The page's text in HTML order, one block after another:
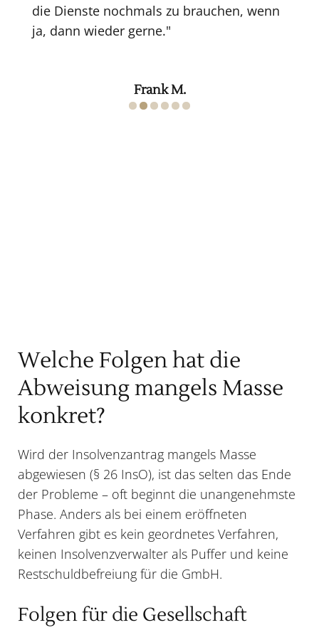
die Dienste nochmals zu brauchen, wenn
ja, dann wieder gerne."
Frank M.
Welche Folgen hat die
Abweisung mangels Masse
konkret?
Wird der Insolvenzantrag mangels Masse
abgewiesen (§ 26 InsO), ist das selten das Ende
der Probleme – oft beginnt die unangenehmste
Phase. Anders als bei einem eröffneten
Verfahren gibt es kein geordnetes Verfahren,
keinen Insolvenzverwalter als Puffer und keine
Restschuldbefreiung für die GmbH.
Folgen für die Gesellschaft